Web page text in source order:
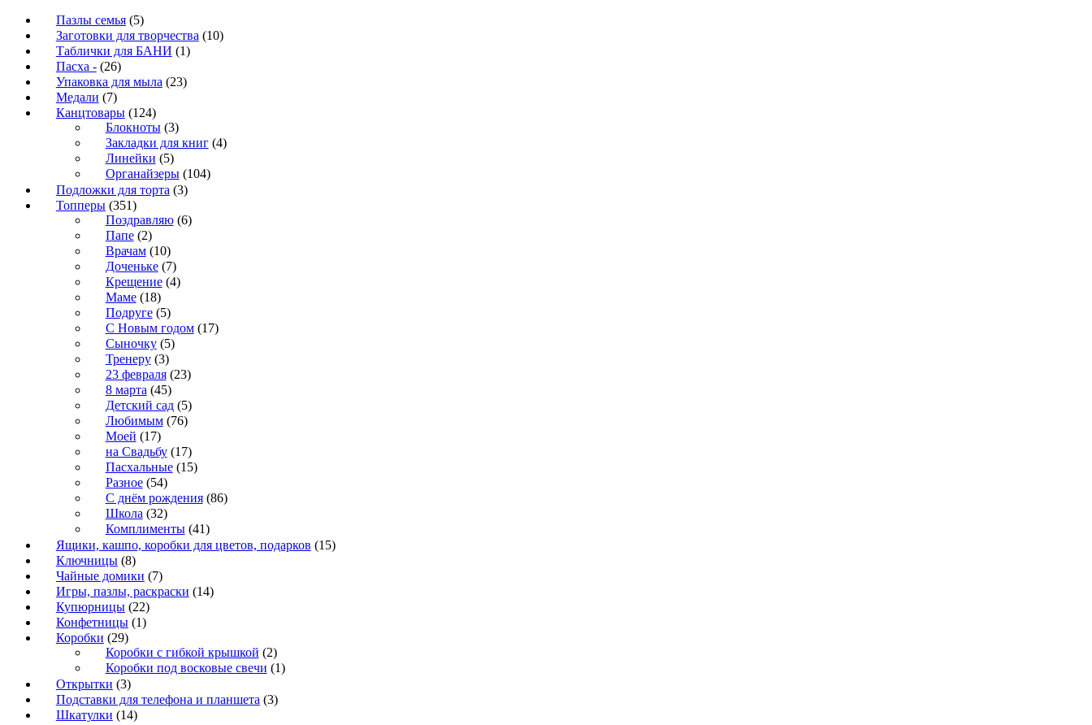
Пазлы семья (5)
Заготовки для творчества (10)
Таблички для БАНИ (1)
Пасха - (26)
Упаковка для мыла (23)
Медали (7)
Канцтовары (124)
Блокноты (3)
Закладки для книг (4)
Линейки (5)
Органайзеры (104)
Подложки для торта (3)
Топперы (351)
Поздравляю (6)
Папе (2)
Врачам (10)
Доченьке (7)
Крещение (4)
Маме (18)
Подруге (5)
С Новым годом (17)
Сыночку (5)
Тренеру (3)
23 февраля (23)
8 марта (45)
Детский сад (5)
Любимым (76)
Моей (17)
на Свадьбу (17)
Пасхальные (15)
Разное (54)
С днём рождения (86)
Школа (32)
Комплименты (41)
Ящики, кашпо, коробки для цветов, подарков (15)
Ключницы (8)
Чайные домики (7)
Игры, пазлы, раскраски (14)
Купюрницы (22)
Конфетницы (1)
Коробки (29)
Коробки с гибкой крышкой (2)
Коробки под восковые свечи (1)
Открытки (3)
Подставки для телефона и планшета (3)
Шкатулки (14)